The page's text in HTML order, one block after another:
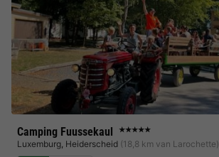
Camping Fuussekaul ★★★★★
Luxemburg, Heiderscheid (18,8 km van Larochette)